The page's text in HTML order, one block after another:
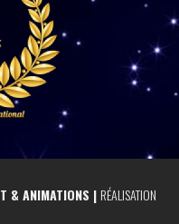
& ANIMATIONS | RÉALISATION